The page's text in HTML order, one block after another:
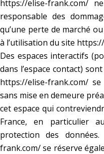
https://elise-frank.com/
responsable des
qu’une perte de marché
à l’utilisation du site
Des espaces interactifs
dans l’espace contact)
https://elise-frank.com/
sans mise en demeure
cet espace qui
France, en particulier
protection des
frank.com/se réserve